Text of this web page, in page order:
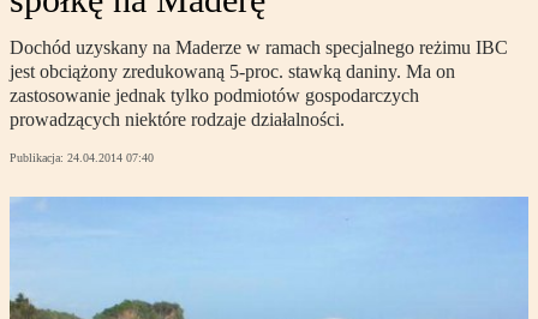
Dochód uzyskany na Maderze w ramach specjalnego reżimu IBC
jest obciążony zredukowaną 5-proc. stawką daniny. Ma on
zastosowanie jednak tylko podmiotów gospodarczych
prowadzących niektóre rodzaje działalności.
Publikacja: 24.04.2014 07:40